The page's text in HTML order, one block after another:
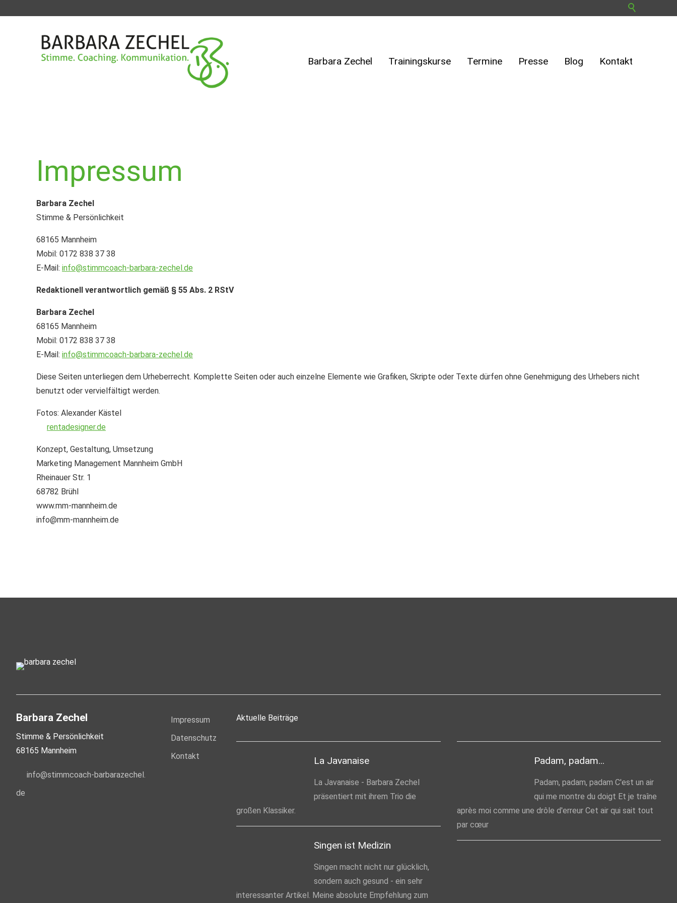
Barbara Zechel Trainingskurse Termine Presse Blog Kontakt
Impressum
Barbara Zechel
Stimme & Persönlichkeit
68165 Mannheim
Mobil: 0172 838 37 38
E-Mail: nf st mmc ch-b rb r -z ch d
Redaktionell verantwortlich gemäß § 55 Abs. 2 RStV
Barbara Zechel
68165 Mannheim
Mobil: 0172 838 37 38
E-Mail: info@stimmcoach-barbara-zechel.de
Diese Seiten unterliegen dem Urheberrecht. Komplette Seiten oder auch einzelne Elemente wie Grafiken, Skripte oder Texte dürfen ohne Genehmigung des Urhebers nicht
benutzt oder vervielfältigt werden.
Fotos: Alexander Kästel
rentadesigner.de
Konzept, Gestaltung, Umsetzung
Marketing Management Mannheim GmbH
Rheinauer Str. 1
68782 Brühl
www.mm-mannheim.de
info@mm-mannheim.de
Barbara Zechel
Stimme & Persönlichkeit
68165 Mannheim
nf st mmc ch-b rb r z ch l
d
Impressum
Datenschutz
Kontakt
Aktuelle Beiträge
La Javanaise
La Javanaise - Barbara Zechel
präsentiert mit ihrem Trio die
großen Klassiker.
Singen ist Medizin
Singen macht nicht nur glücklich,
sondern auch gesund - ein sehr
interessanter Artikel. Meine absolute Empfehlung zum
Padam, padam...
Padam, padam, padam C'est un air
qui me montre du doigt Et je traîne
après moi comme une drôle d'erreur Cet air qui sait tout
par cœur